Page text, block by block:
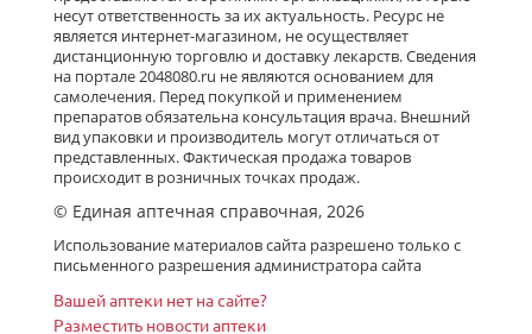
несут ответственность за их актуальность. Ресурс не
является интернет-магазином, не осуществляет
дистанционную торговлю и доставку лекарств. Сведения
на портале 2048080.ru не являются основанием для
самолечения. Перед покупкой и применением
препаратов обязательна консультация врача. Внешний
вид упаковки и производитель могут отличаться от
представленных. Фактическая продажа товаров
происходит в розничных точках продаж.
© Единая аптечная справочная, 2026
Использование материалов сайта разрешено только с
письменного разрешения администратора сайта
Вашей аптеки нет на сайте?
Разместить новости аптеки